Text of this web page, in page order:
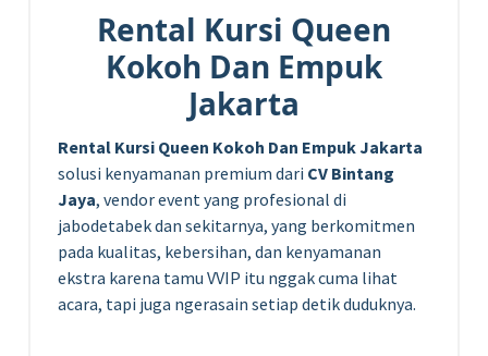
Rental Kursi Queen
Kokoh Dan Empuk
Jakarta
Rental Kursi Queen Kokoh Dan Empuk Jakarta
solusi kenyamanan premium dari CV Bintang
Jaya, vendor event yang profesional di
jabodetabek dan sekitarnya, yang berkomitmen
pada kualitas, kebersihan, dan kenyamanan
ekstra karena tamu VVIP itu nggak cuma lihat
acara, tapi juga ngerasain setiap detik duduknya.